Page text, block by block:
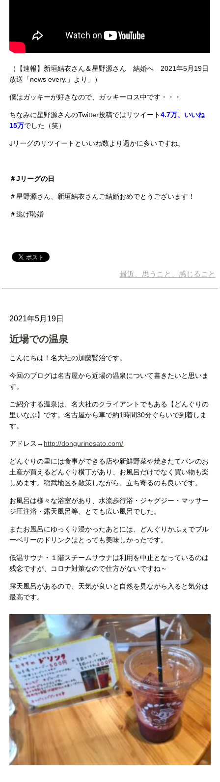
（【速報】新垣結衣さん＆星野源さん 結婚へ 2021年5月19日
放送「news every.」より」）
僕はガッキーが好きなので、ガッキーロス中です・・・
ちなみに星野源さんのTwitter投稿ではリツイート4.7万、いいね
15万でした （笑）
Jリーグのリツイートといいね数より遥かに多いですね。
＃Jリーグの日
＃星野源さん、新垣結衣さんご結婚おめでとうございます！
＃逃げ恥婚
最近、思うこと、感じること
2021年5月19日
近場での温泉
こんにちは！名大社の加藤賢治です。
今回のブログは名古屋から近場の温泉について書きたいと思いま
す。
ご紹介する温泉は、名大社のクライアントでもある【どんぐりの
里いなぶ】です。名古屋から車で約1時間30分ぐらいで到着しま
す。
アドレス→ http://dongurinosato.com/
どんぐりの里には食事ができる店や新鮮野菜や焼きたてパンのお
土産が買えるどんぐり横丁があり、お風呂だけでなく買い物も楽
しめます。稲武地区を散策しながら、立ち寄るのも良いです。
お風呂は様々な浴室があり、水流歩行浴・ジャグジー・マッサー
ジ圧注浴・露天風呂等、とても広い風呂でした。
またお風呂にゆっくり浸かったあとには、どんぐりかふぇでブル
ーベリーのドリンクはとっても美味しかったです。
低温サウナ・１階スチームサウナは利用を中止となっているのは
残念ですが、コロナ対策なので仕方がないですね～
露天風呂があるので、天気が良いと自然を見ながら入ると気分は
最高です。